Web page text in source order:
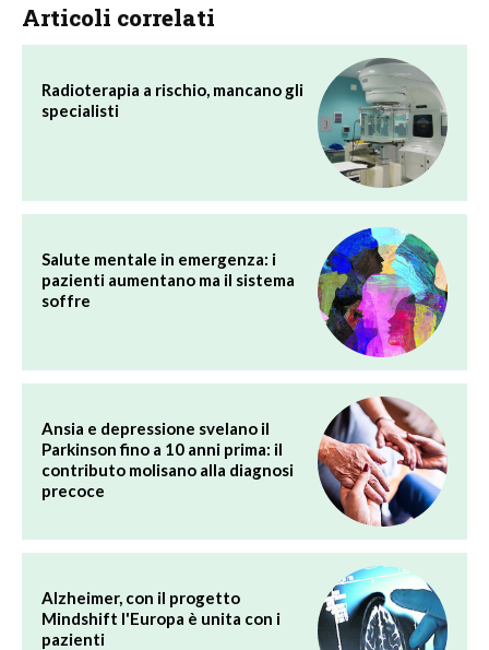
Articoli correlati
Radioterapia a rischio, mancano gli
specialisti
Salute mentale in emergenza: i
pazienti aumentano ma il sistema
soffre
Ansia e depressione svelano il
Parkinson fino a 10 anni prima: il
contributo molisano alla diagnosi
precoce
Alzheimer, con il progetto
Mindshift l'Europa è unita con i
pazienti